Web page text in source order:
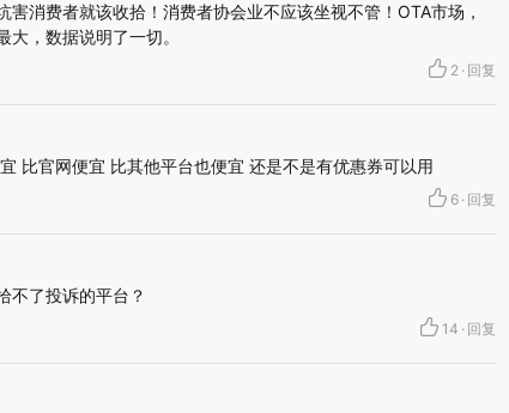
害消费者就该收拾！消费者协会业不应该坐视不管！OTA市场，
，数据说明了一切。
2 · 回复
比官网便宜 比其他平台也便宜 还是不是有优惠券可以用
6 · 回复
不了投诉的平台？
14 · 回复